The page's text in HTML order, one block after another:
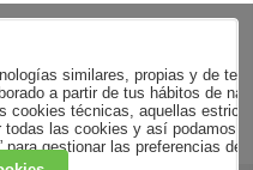
similares, propias y de
a partir de tus hábitos de
cookies técnicas, aquellas
todas las cookies y así podamos
para gestionar las preferencias